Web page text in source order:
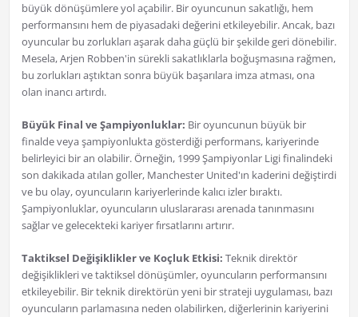
büyük dönüşümlere yol açabilir. Bir oyuncunun sakatlığı, hem
performansını hem de piyasadaki değerini etkileyebilir. Ancak, bazı
oyuncular bu zorlukları aşarak daha güçlü bir şekilde geri dönebilir.
Mesela, Arjen Robben'in sürekli sakatlıklarla boğuşmasına rağmen,
bu zorlukları aştıktan sonra büyük başarılara imza atması, ona
olan inancı artırdı.
Büyük Final ve Şampiyonluklar: Bir oyuncunun büyük bir
finalde veya şampiyonlukta gösterdiği performans, kariyerinde
belirleyici bir an olabilir. Örneğin, 1999 Şampiyonlar Ligi finalindeki
son dakikada atılan goller, Manchester United'ın kaderini değiştirdi
ve bu olay, oyuncuların kariyerlerinde kalıcı izler bıraktı.
Şampiyonluklar, oyuncuların uluslararası arenada tanınmasını
sağlar ve gelecekteki kariyer fırsatlarını artırır.
Taktiksel Değişiklikler ve Koçluk Etkisi: Teknik direktör
değişiklikleri ve taktiksel dönüşümler, oyuncuların performansını
etkileyebilir. Bir teknik direktörün yeni bir strateji uygulaması, bazı
oyuncuların parlamasına neden olabilirken, diğerlerinin kariyerini